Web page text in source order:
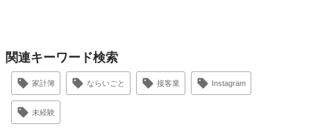
関連キーワード検索
家計簿 ならいごと 接客業 Instagram
未経験